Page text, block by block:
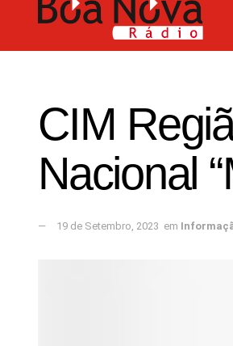
CIM
Nacional
19 de Setembro, 2023 em